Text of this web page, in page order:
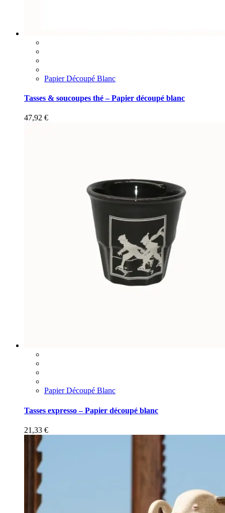
Papier Découpé Blanc
Tasses & soucoupes thé – Papier découpé blanc
47,92 €
Papier Découpé Blanc
Tasses expresso – Papier découpé blanc
21,33 €